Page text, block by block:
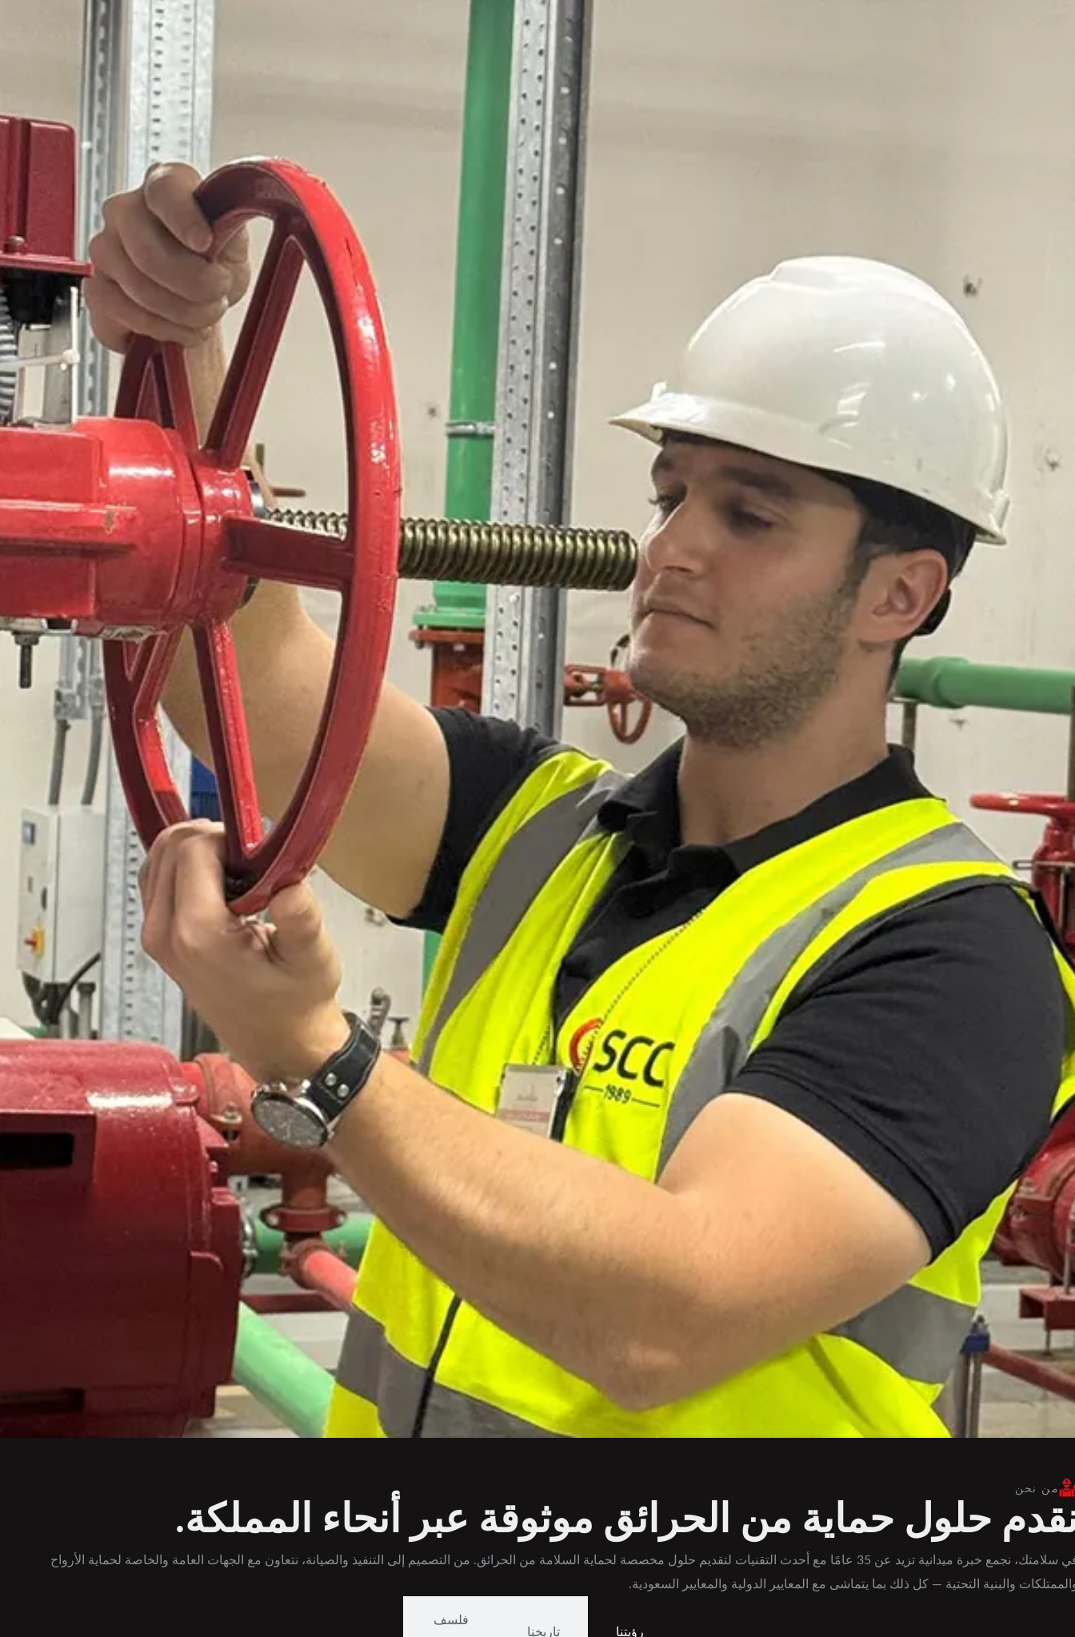
من نحن
حلول حماية من الحرائق موثوقة عبر أنحاء المملكة.
في سلامتك، نجمع خبرة ميدانية تزيد عن 35 عامًا مع أحدث التقنيات لتقديم حلول مخصصة لحماية السلامة من الحرائق. من التصميم إلى التنفيذ والصيانة، نتعاون مع الجهات العامة والخاصة لحماية الأرواح
والبنية التحتية — كل ذلك بما يتماشى مع المعايير الدولية والمعايير السعودية.
رؤيتنا تاريخنا
فلسف